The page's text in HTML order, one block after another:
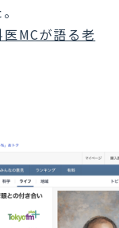
MCが語る老